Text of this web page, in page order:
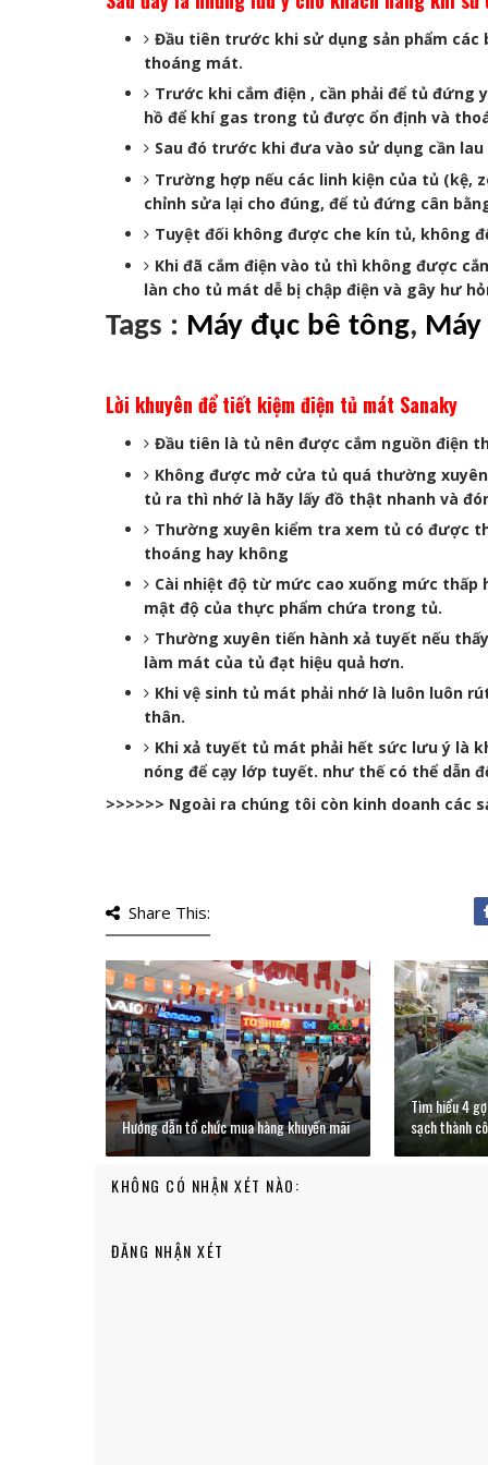
Đầu tiên trước khi sử dụng sản phẩm các
thoáng mát.
Trước khi cắm điện , cần phải để tủ
hồ để khí gas trong tủ được ổn định và
Sau đó trước khi đưa vào sử dụng cần
Trường hợp nếu các linh kiện của tủ (kệ,
chỉnh sửa lại cho đúng, để tủ đứng cân
Tuyệt đối không được che kín tủ, không
Khi đã cắm điện vào tủ thì không được
làn cho tủ mát dễ bị chập điện và gây hư
Tags : Máy đục bê tông,
Lời khuyên để tiết kiệm điện tủ mát Sanaky
Đầu tiên là tủ nên được cắm nguồn điện
Không được mở cửa tủ quá thường
tủ ra thì nhớ là hãy lấy đồ thật nhanh và
Thường xuyên kiểm tra xem tủ có được
thoáng hay không
Cài nhiệt độ từ mức cao xuống mức
mật độ của thực phẩm chứa trong tủ.
Thường xuyên tiến hành xả tuyết nếu
làm mát của tủ đạt hiệu quả hơn.
Khi vệ sinh tủ mát phải nhớ là luôn luôn
thân.
Khi xả tuyết tủ mát phải hết sức lưu ý là
nóng để cạy lớp tuyết. như thế có thể dẫn
>>>>>> Ngoài ra chúng tôi còn kinh doanh các
Share This:
Hướng dẫn tổ chức mua hàng khuyến mãi
Tìm hiểu 4
sạch thành
KHÔNG CÓ NHẬN XÉT NÀO:
ĐĂNG NHẬN XÉT